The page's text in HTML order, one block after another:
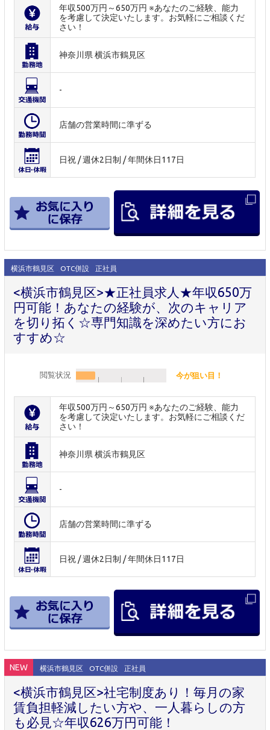
年収500万円～650万円 ※あなたのご経験、能力
を考慮して決定いたします。お気軽にご相談くだ
さい！
神奈川県 横浜市鶴見区
-
店舗の営業時間に準ずる
日祝 / 週休2日制 / 年間休日117日
横浜市鶴見区 OTC併設 正社員
<横浜市鶴見区>★正社員求人★年収650万
円可能！あなたの経験が、次のキャリア
を切り拓く☆専門知識を深めたい方にお
すすめ☆
閲覧状況 今が狙い目！
年収500万円～650万円 ※あなたのご経験、能力
を考慮して決定いたします。お気軽にご相談くだ
さい！
神奈川県 横浜市鶴見区
-
店舗の営業時間に準ずる
日祝 / 週休2日制 / 年間休日117日
NEW 横浜市鶴見区 OTC併設 正社員
<横浜市鶴見区>社宅制度あり！毎月の家
賃負担軽減したい方や、一人暮らしの方
も必見☆年収626万円可能！